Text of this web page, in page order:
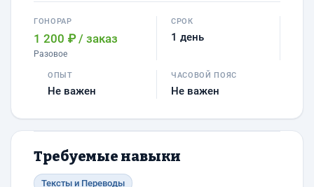
ГОНОРАР
1 200 ₽ / заказ
Разовое
СРОК
1 день
ОПЫТ
Не важен
ЧАСОВОЙ ПОЯС
Не важен
Требуемые навыки
Тексты и Переводы